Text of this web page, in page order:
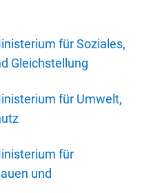
für Soziales,
Gleichstellung
für Umwelt,
für
und